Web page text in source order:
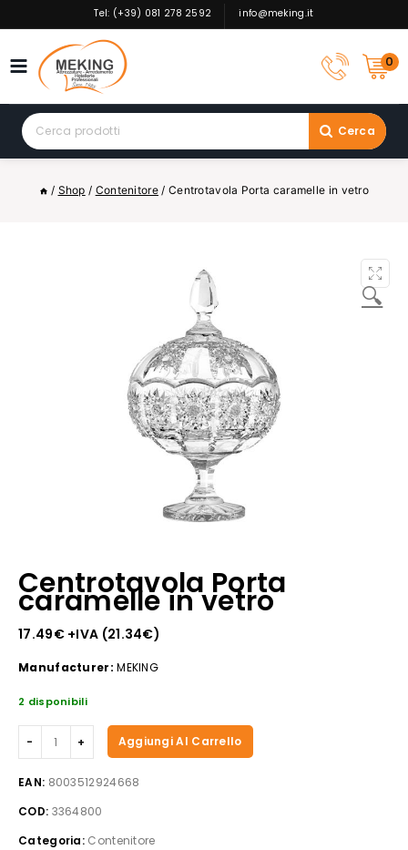
to
Tel: (+39) 081 278 2592 info@meking.it
0
Search
for:
Cerca
/ Shop / Contenitore / Centrotavola Porta caramelle in vetro
🔍
Centrotavola Porta
caramelle in vetro
17.49€+IVA (21.34€)
Manufacturer: MEKING
2 disponibili
Centrotavola
Porta
caramelle
vetro
quantità
Aggiungi Al Carrello
EAN: 8003512924668
COD: 3364800
Categoria: Contenitore